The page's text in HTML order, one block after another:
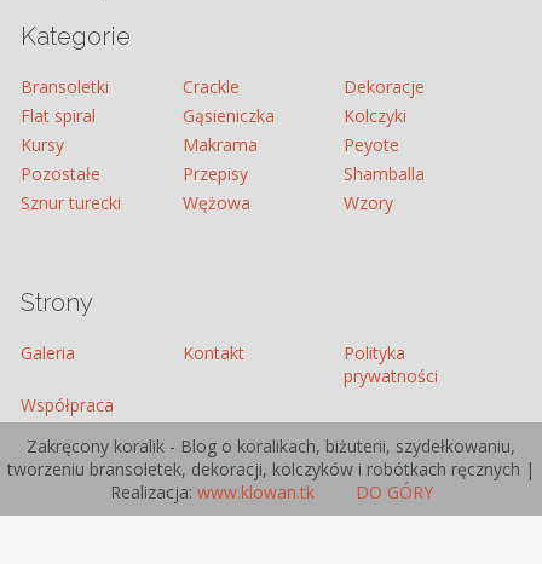
Kategorie
Bransoletki Crackle
Dekoracje
Flat spiral
Gąsieniczka
Kolczyki
Kursy
Makrama
Peyote
Pozostałe
Przepisy
Shamballa
Sznur turecki
Wężowa Wzory
Strony
Galeria Kontakt
Polityka
prywatności
Współpraca
Zakręcony koralik - Blog o koralikach, biżuterii, szydełkowaniu,
tworzeniu bransoletek, dekoracji, kolczyków i robótkach ręcznych |
Realizacja: www.klowan.tk DO GÓRY